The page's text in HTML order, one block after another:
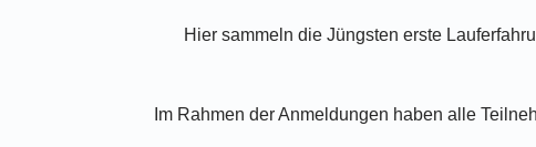
Hier sammeln die Jüngsten erste
Im Rahmen der Anmeldungen haben alle